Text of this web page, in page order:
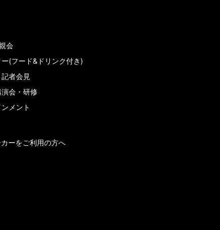
会
(フード&ドリンク付き)
者会見
会・研修
メント
ーをご利用の方へ